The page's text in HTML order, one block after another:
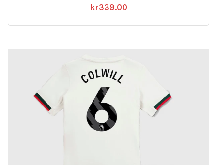
kr339.00